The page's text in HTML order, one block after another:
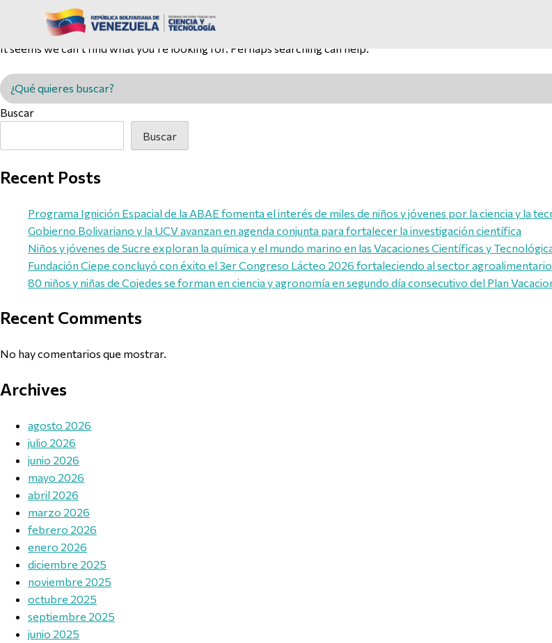
Nothing Found
It seems we can’t find what you’re looking for. Perhaps searching can help.
Buscar en MINCYT
Buscar
Buscar
Recent Posts
Programa Ignición Espacial de la ABAE fomenta el interés de miles de niños y jóvenes por la ciencia y la
Gobierno Bolivariano y la UCV avanzan en agenda conjunta para fortalecer la investigación científica
Niños y jóvenes de Sucre exploran la química y el mundo marino en las Vacaciones Científicas y
Fundación Ciepe concluyó con éxito el 3er Congreso Lácteo 2026 fortaleciendo al sector
80 niños y niñas de Cojedes se forman en ciencia y agronomía en segundo día consecutivo del Plan
Recent Comments
No hay comentarios que mostrar.
Archives
agosto 2026
julio 2026
junio 2026
mayo 2026
abril 2026
marzo 2026
febrero 2026
enero 2026
diciembre 2025
noviembre 2025
octubre 2025
septiembre 2025
junio 2025